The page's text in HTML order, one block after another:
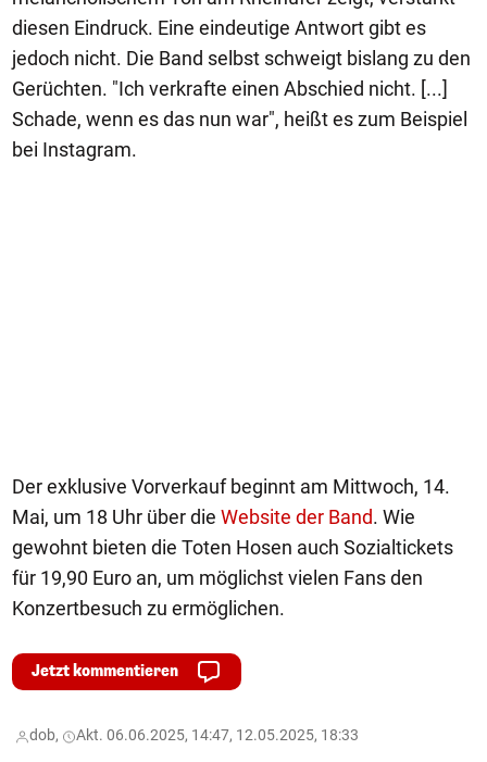
diesen Eindruck. Eine eindeutige Antwort gibt es
jedoch nicht. Die Band selbst schweigt bislang zu den
Gerüchten. "Ich verkrafte einen Abschied nicht. [...]
Schade, wenn es das nun war", heißt es zum Beispiel
bei Instagram.
Der exklusive Vorverkauf beginnt am Mittwoch, 14.
Mai, um 18 Uhr über die Website der Band. Wie
gewohnt bieten die Toten Hosen auch Sozialtickets
für 19,90 Euro an, um möglichst vielen Fans den
Konzertbesuch zu ermöglichen.
Jetzt kommentieren
dob, Akt. 06.06.2025, 14:47, 12.05.2025, 18:33